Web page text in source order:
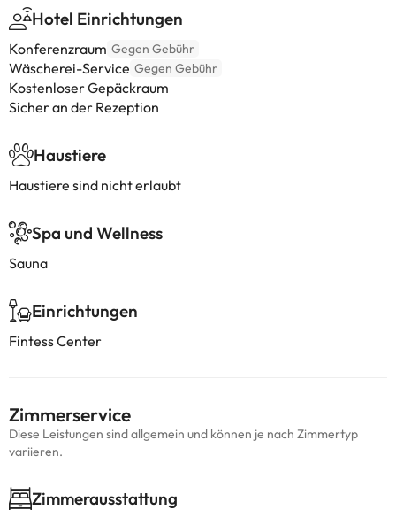
Hotel Einrichtungen
Konferenzraum Gegen Gebühr
Wäscherei-Service Gegen Gebühr
Kostenloser Gepäckraum
Sicher an der Rezeption
Haustiere
Haustiere sind nicht erlaubt
Spa und Wellness
Sauna
Einrichtungen
Fintess Center
Zimmerservice
Diese Leistungen sind allgemein und können je nach Zimmertyp
variieren.
Zimmerausstattung